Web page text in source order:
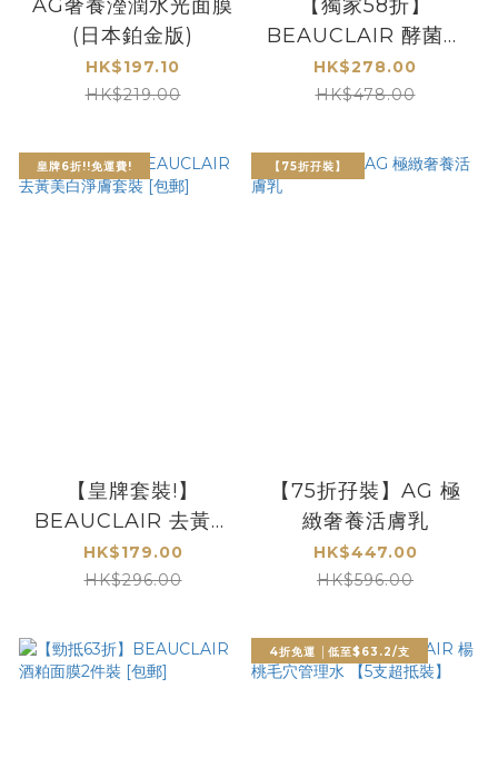
AG奢養瀅潤水光面膜
(日本鉑金版)
HK$197.10
HK$219.00
【獨家58折】
BEAUCLAIR 酵菌藻
后導水精華【2件套
裝】
HK$278.00
HK$478.00
皇牌6折!!免運費!
【皇牌套裝!】
BEAUCLAIR 去黃美
白淨膚套裝 [包郵]
HK$179.00
HK$296.00
【75折孖裝】
【75折孖裝】AG 極
緻奢養活膚乳
HK$447.00
HK$596.00
4折免運 │低至$63.2/支